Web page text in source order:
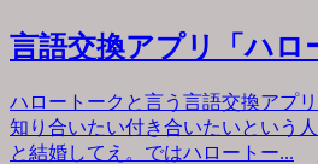
言語交換アプリ「ハロ
ハロートークと言う言語交換アプ
知り合いたい付き合いたいという
と結婚してえ。ではハロートー...